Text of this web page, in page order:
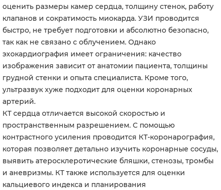
оценить размеры камер сердца, толщину стенок, работу
клапанов и сократимость миокарда. УЗИ проводится
быстро, не требует подготовки и абсолютно безопасно,
так как не связано с облучением. Однако
эхокардиография имеет ограничения: качество
изображения зависит от анатомии пациента, толщины
грудной стенки и опыта специалиста. Кроме того,
ультразвук хуже подходит для оценки коронарных
артерий.
КТ сердца отличается высокой скоростью и
пространственным разрешением. С помощью
контрастного усиления проводится КТ-коронарография,
которая позволяет детально изучить коронарные сосуды,
выявить атеросклеротические бляшки, стенозы, тромбы
и аневризмы. КТ также используется для оценки
кальциевого индекса и планирования